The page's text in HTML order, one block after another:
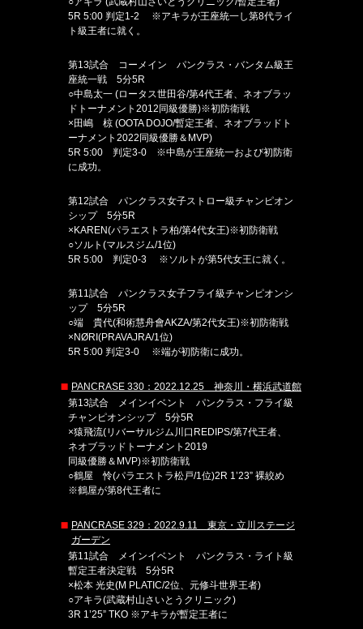
5R 5:00 判定1-2 ※アキラが王座統一し第8代ライ
ト級王者に就く。
第13試合 コーメイン パンクラス・バンタム級王
座統一戦 5分5R
○中島太一 (ロータス世田谷/第4代王者、ネオブラッ
ドトーナメント2012同級優勝)※初防衛戦
×田嶋 椋 (OOTA DOJO/暫定王者、ネオブラッドト
ーナメント2022同級優勝＆MVP)
5R 5:00 判定3-0 ※中島が王座統一および初防衛
に成功。
第12試合 パンクラス女子ストロー級チャンピオン
シップ 5分5R
×KAREN(パラエストラ柏/第4代女王)※初防衛戦
○ソルト(マルスジム/1位)
5R 5:00 判定0-3 ※ソルトが第5代女王に就く。
第11試合 パンクラス女子フライ級チャンピオンシ
ップ 5分5R
○端 貴代(和術慧舟會AKZA/第2代女王)※初防衛戦
×NØRI(PRAVAJRA/1位)
5R 5:00 判定3-0 ※端が初防衛に成功。
PANCRASE 330：2022.12.25 神奈川・横浜武道館
第13試合 メインイベント パンクラス・フライ級
チャンピオンシップ 5分5R
×猿飛流(リバーサルジム川口REDIPS/第7代王者、
ネオブラッドトーナメント2019
同級優勝＆MVP)※初防衛戦
○鶴屋 怜(パラエストラ松戸/1位)2R 1’23” 裸絞め
※鶴屋が第8代王者に
PANCRASE 329：2022.9.11 東京・立川ステージ
ガーデン
第11試合 メインイベント パンクラス・ライト級
暫定王者決定戦 5分5R
×松本 光史(M PLATIC/2位、元修斗世界王者)
○アキラ(武蔵村山さいとうクリニック)
3R 1’25” TKO ※アキラが暫定王者に